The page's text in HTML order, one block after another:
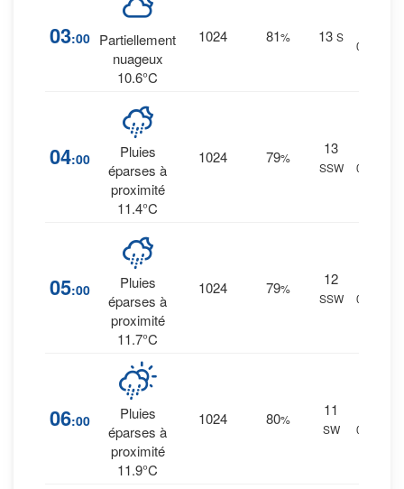
03:00 Partiellement
nuageux
10.6°C
1024 81% 13 S
0 mm.
04:00
Pluies
éparses à
proximité
11.4°C
1024 79%
13
SSW
0 mm.
05:00
Pluies
éparses à
proximité
11.7°C
1024 79%
12
SSW
0 mm.
06:00
Pluies
éparses à
proximité
11.9°C
1024 80%
11
SW
0 mm.